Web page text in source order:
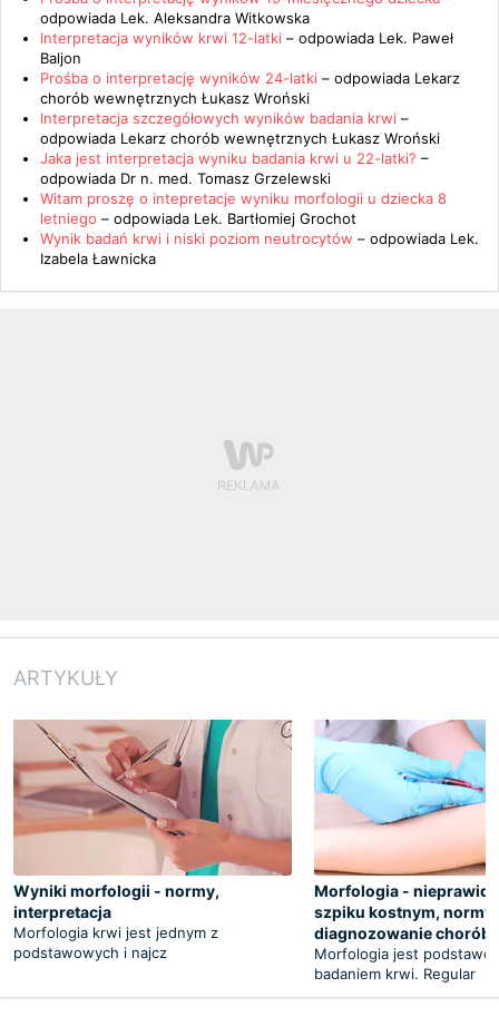
odpowiada Lek. Aleksandra Witkowska
Interpretacja wyników krwi 12-latki – odpowiada Lek. Paweł
Baljon
Prośba o interpretację wyników 24-latki – odpowiada Lekarz
chorób wewnętrznych Łukasz Wroński
Interpretacja szczegółowych wyników badania krwi –
odpowiada Lekarz chorób wewnętrznych Łukasz Wroński
Jaka jest interpretacja wyniku badania krwi u 22-latki? –
odpowiada Dr n. med. Tomasz Grzelewski
Witam proszę o intepretacje wyniku morfologii u dziecka 8
letniego – odpowiada Lek. Bartłomiej Grochot
Wynik badań krwi i niski poziom neutrocytów – odpowiada Lek.
Izabela Ławnicka
ARTYKUŁY
Wyniki morfologii - normy,
interpretacja
Morfologia krwi jest jednym z
podstawowych i najcz
Morfologia -
szpiku kostnym, normy,
diagnozowanie chorób
Morfologia jest
badaniem krwi. Regular